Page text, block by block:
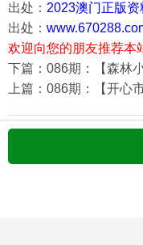
出处： 2023澳门正版资
出处：
欢迎向您的朋友推荐本
下篇：086期：【森林
上篇：086期：【开心